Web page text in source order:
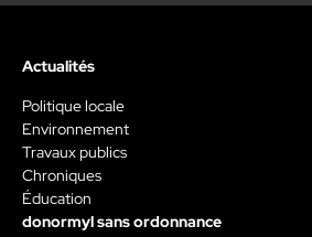
Actualités
Politique locale
Environnement
Travaux publics
Chroniques
Éducation
donormyl sans ordonnance